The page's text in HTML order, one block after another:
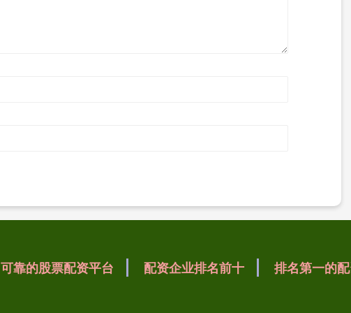
可靠的股票配资平台 配资企业排名前十 排名第一的